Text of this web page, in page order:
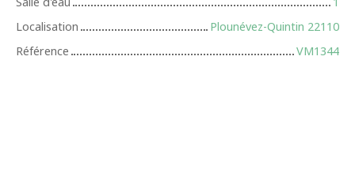
Localisation
Plounévez-Quintin 22110
Référence
VM1344